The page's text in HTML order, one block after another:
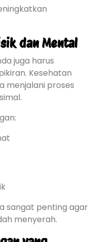
dan Mental
juga harus
Kesehatan
menjalani proses
sangat penting agar
menyerah.